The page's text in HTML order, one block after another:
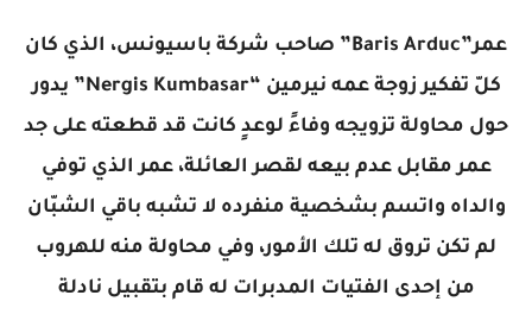
عمر”Baris Arduc” صاحب شركة باسيونس، الذي كان
كلّ تفكير زوجة عمه نيرمين “Nergis Kumbasar” يدور
حول محاولة تزويجه وفاءً لوعدٍ كانت قد قطعته على جد
عمر مقابل عدم بيعه لقصر العائلة، عمر الذي توفي
والداه واتسم بشخصية منفرده لا تشبه باقي الشبّان
لم تكن تروق له تلك الأمور، وفي محاولة منه للهروب
من إحدى الفتيات المدبرات له قام بتقبيل نادلة